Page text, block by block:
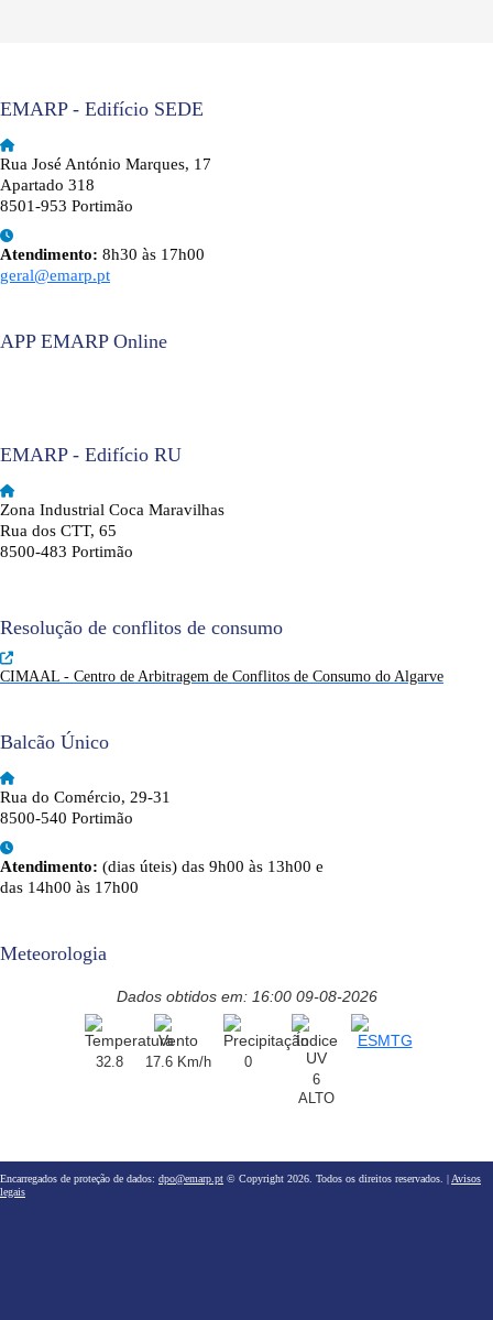
EMARP - Edifício SEDE
Rua José António Marques, 17
Apartado 318
8501-953 Portimão
Atendimento: 8h30 às 17h00
geral@emarp.pt
APP EMARP Online
EMARP - Edifício RU
Zona Industrial Coca Maravilhas
Rua dos CTT, 65
8500-483 Portimão
Resolução de conflitos de consumo
CIMAAL - Centro de Arbitragem de Conflitos de Consumo do Algarve
Balcão Único
Rua do Comércio, 29-31
8500-540 Portimão
Atendimento: (dias úteis) das 9h00 às 13h00 e
das 14h00 às 17h00
Meteorologia
Dados obtidos em: 16:00 09-08-2026
32.8 17.6 Km/h
0
6
ALTO
Encarregados de proteção de dados: dpo@emarp.pt © Copyright 2026. Todos os direitos reservados. | Avisos
legais